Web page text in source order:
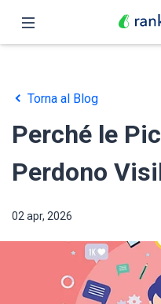
Funzioni
Prezzo
Partner
Blog
Italiano
Torna al Blog
Perché le
Perdono
02 apr, 2026